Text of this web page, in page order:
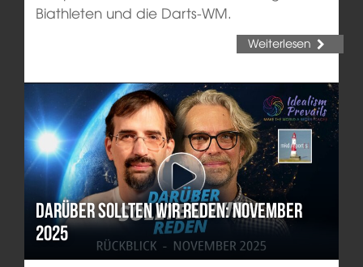
Biathleten und die Darts-WM.
Weiterlesen
Darüber sollten wir reden: November
2025